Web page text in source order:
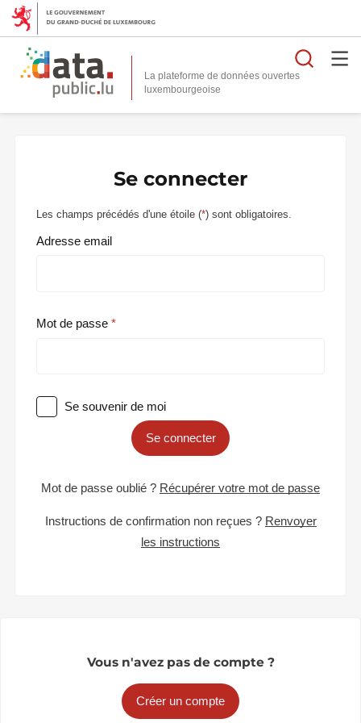
La plateforme de données ouvertes
Se connecter
Les champs précédés d'une étoile (*) sont obligatoires.
Adresse email
Mot de passe
Se souvenir de moi
Se connecter
Mot de passe oublié ? Récupérer votre mot de passe
Instructions de confirmation non reçues ? Renvoyer
les instructions
Vous n'avez pas de compte ?
Créer un compte